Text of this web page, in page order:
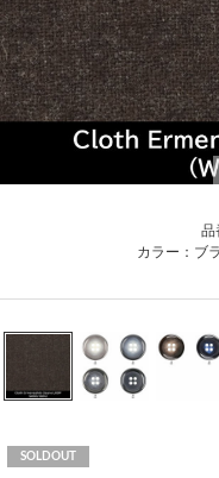
品
カラー：ブ
SOLDOUT